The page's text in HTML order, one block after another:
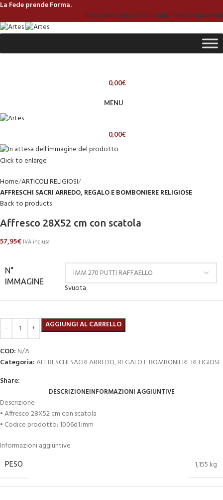
La Fede prende Forma.
CHI SIAMOCONTATTILOGIN / REGISTRAZIONE
0,00€
MENU
0,00€
Click to enlarge
Home ARTICOLI RELIGIOSI
AFFRESCHI SACRI ARREDO, REGALO E BOMBONIERE RELIGIOSE
Back to products
Affresco 28X52 cm con scatola
57,95€ IVA inclusa
N°
IMMAGINE
Svuota
AGGIUNGI AL CARRELLO
COD: N/A
Categoria:AFFRESCHI SACRI ARREDO, REGALO E BOMBONIERE RELIGIOSE
Share:
DESCRIZIONEINFORMAZIONI AGGIUNTIVE
Descrizione
• Affresco 28X52 cm con scatola
• Codice prodotto: 1006d1.imm
Informazioni aggiuntive
PESO 1,155 kg